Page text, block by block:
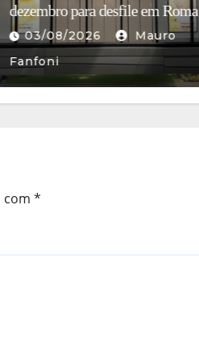
centenárias e a tradição do azeite
na ilha de Capri
03/08/2026
Francesco Sibilla
com *